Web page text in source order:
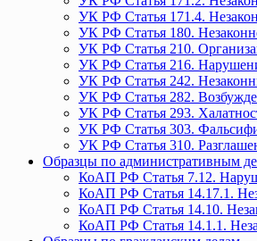
УК РФ Статья 171.4.
УК РФ Статья 180.
УК РФ Статья 210.
УК РФ Статья 216.
УК РФ Статья 242.
УК РФ Статья 282.
УК РФ Статья 293.
УК РФ Статья 303.
УК РФ Статья 310.
Образцы по административным
КоАП РФ Статья 7.12.
КоАП РФ Статья 14.17.1.
КоАП РФ Статья 14.10.
КоАП РФ Статья 14.1.1.